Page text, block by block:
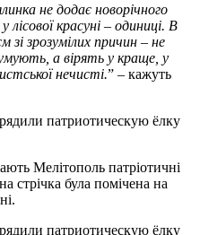
не додає новорічного
красуні – одиниці. В
зі зрозумілих причин – не
а вірять у краще, у
нечисті.” – кажуть
Мелітополь патріотичні
стрічка була помічена на